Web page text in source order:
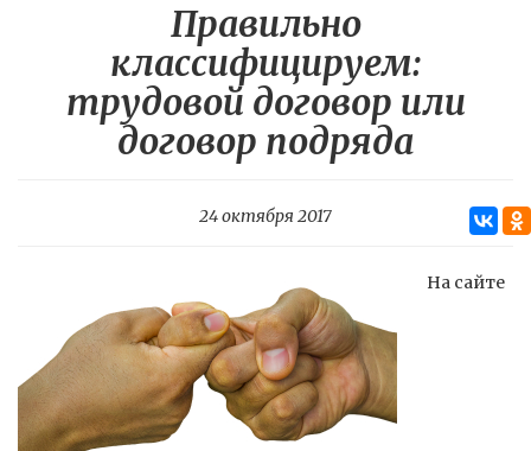
Правильно
классифицируем:
трудовой договор или
договор подряда
24 октября 2017
На сайте